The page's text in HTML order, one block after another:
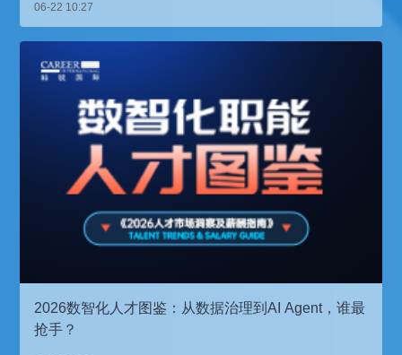
06-22 10:27
2026数智化人才图鉴：从数据治理到AI Agent，谁最
抢手？